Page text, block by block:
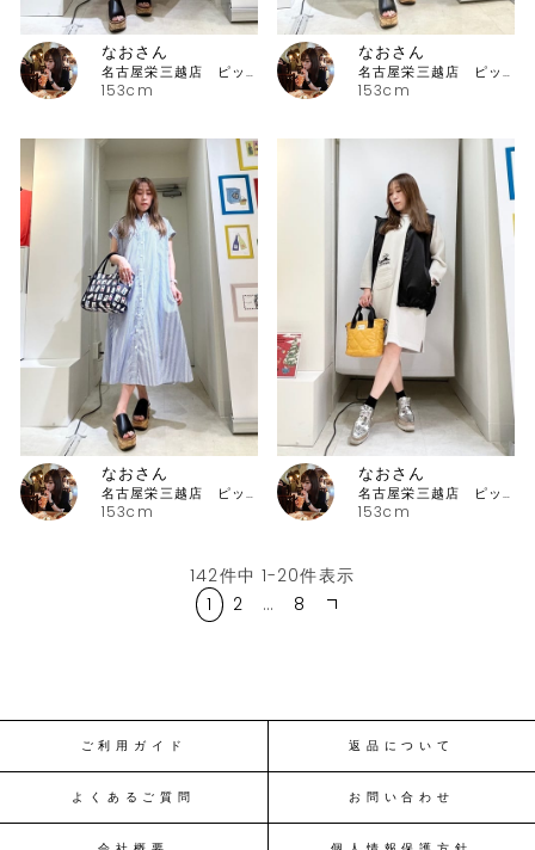
153cm
なおさん
名古屋栄三越店 ピッコーネ
153cm
なおさん
名古屋栄三越店 ピッコーネ
153cm
なおさん
名古屋栄三越店 ピッコーネ
153cm
なおさん
名古屋栄三越店 ピッコーネ
142件中 1-20件表示
1
2 … 8
ご利用ガイド 返品について
よくあるご質問 お問い合わせ